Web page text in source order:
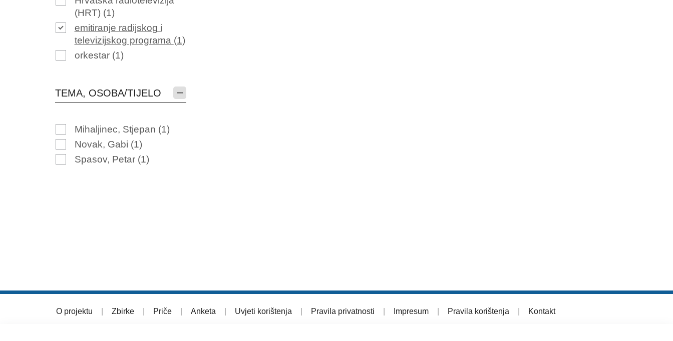
(HRT) (1)
emitiranje radijskog i
televizijskog programa (1)
orkestar (1)
TEMA, OSOBA/TIJELO
Mihaljinec, Stjepan (1)
Novak, Gabi (1)
Spasov, Petar (1)
O projektu Zbirke Priče Anketa Uvjeti korištenja Pravila privatnosti Impresum Pravila korištenja Kontakt